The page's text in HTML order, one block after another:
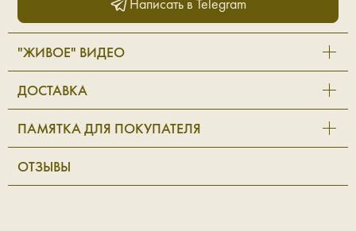
Написать в Telegram
"ЖИВОЕ" ВИДЕО
ДОСТАВКА
ПАМЯТКА ДЛЯ ПОКУПАТЕЛЯ
ОТЗЫВЫ